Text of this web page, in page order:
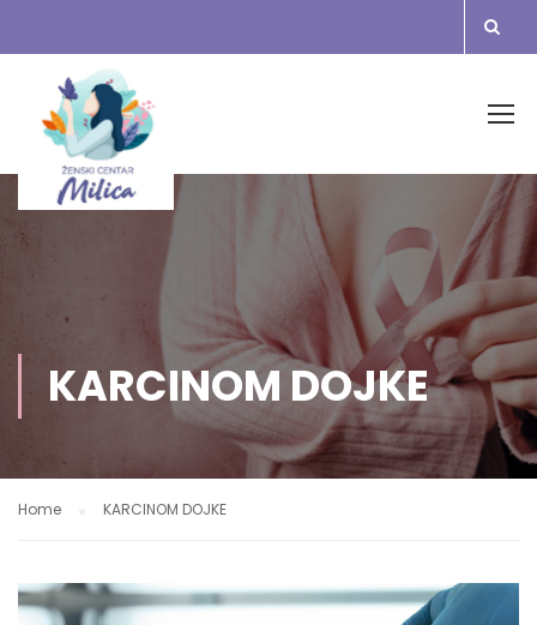
KARCINOM DOJKE
Home KARCINOM DOJKE